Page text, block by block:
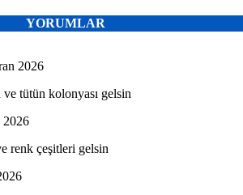
YORUMLAR
2026
tütün kolonyası gelsin
2026
renk çeşitleri gelsin